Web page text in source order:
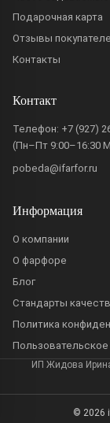
Подарочная карта
Отзывы
Контакты
Контакт
Телефон: +7 (927)
(Пн–Пт 9:00–16:30
pobeda@ifarfor.ru
Информация
О компании
О фарфоре
Блог
Стандарты
Политика
ИП Жидова
© 2026